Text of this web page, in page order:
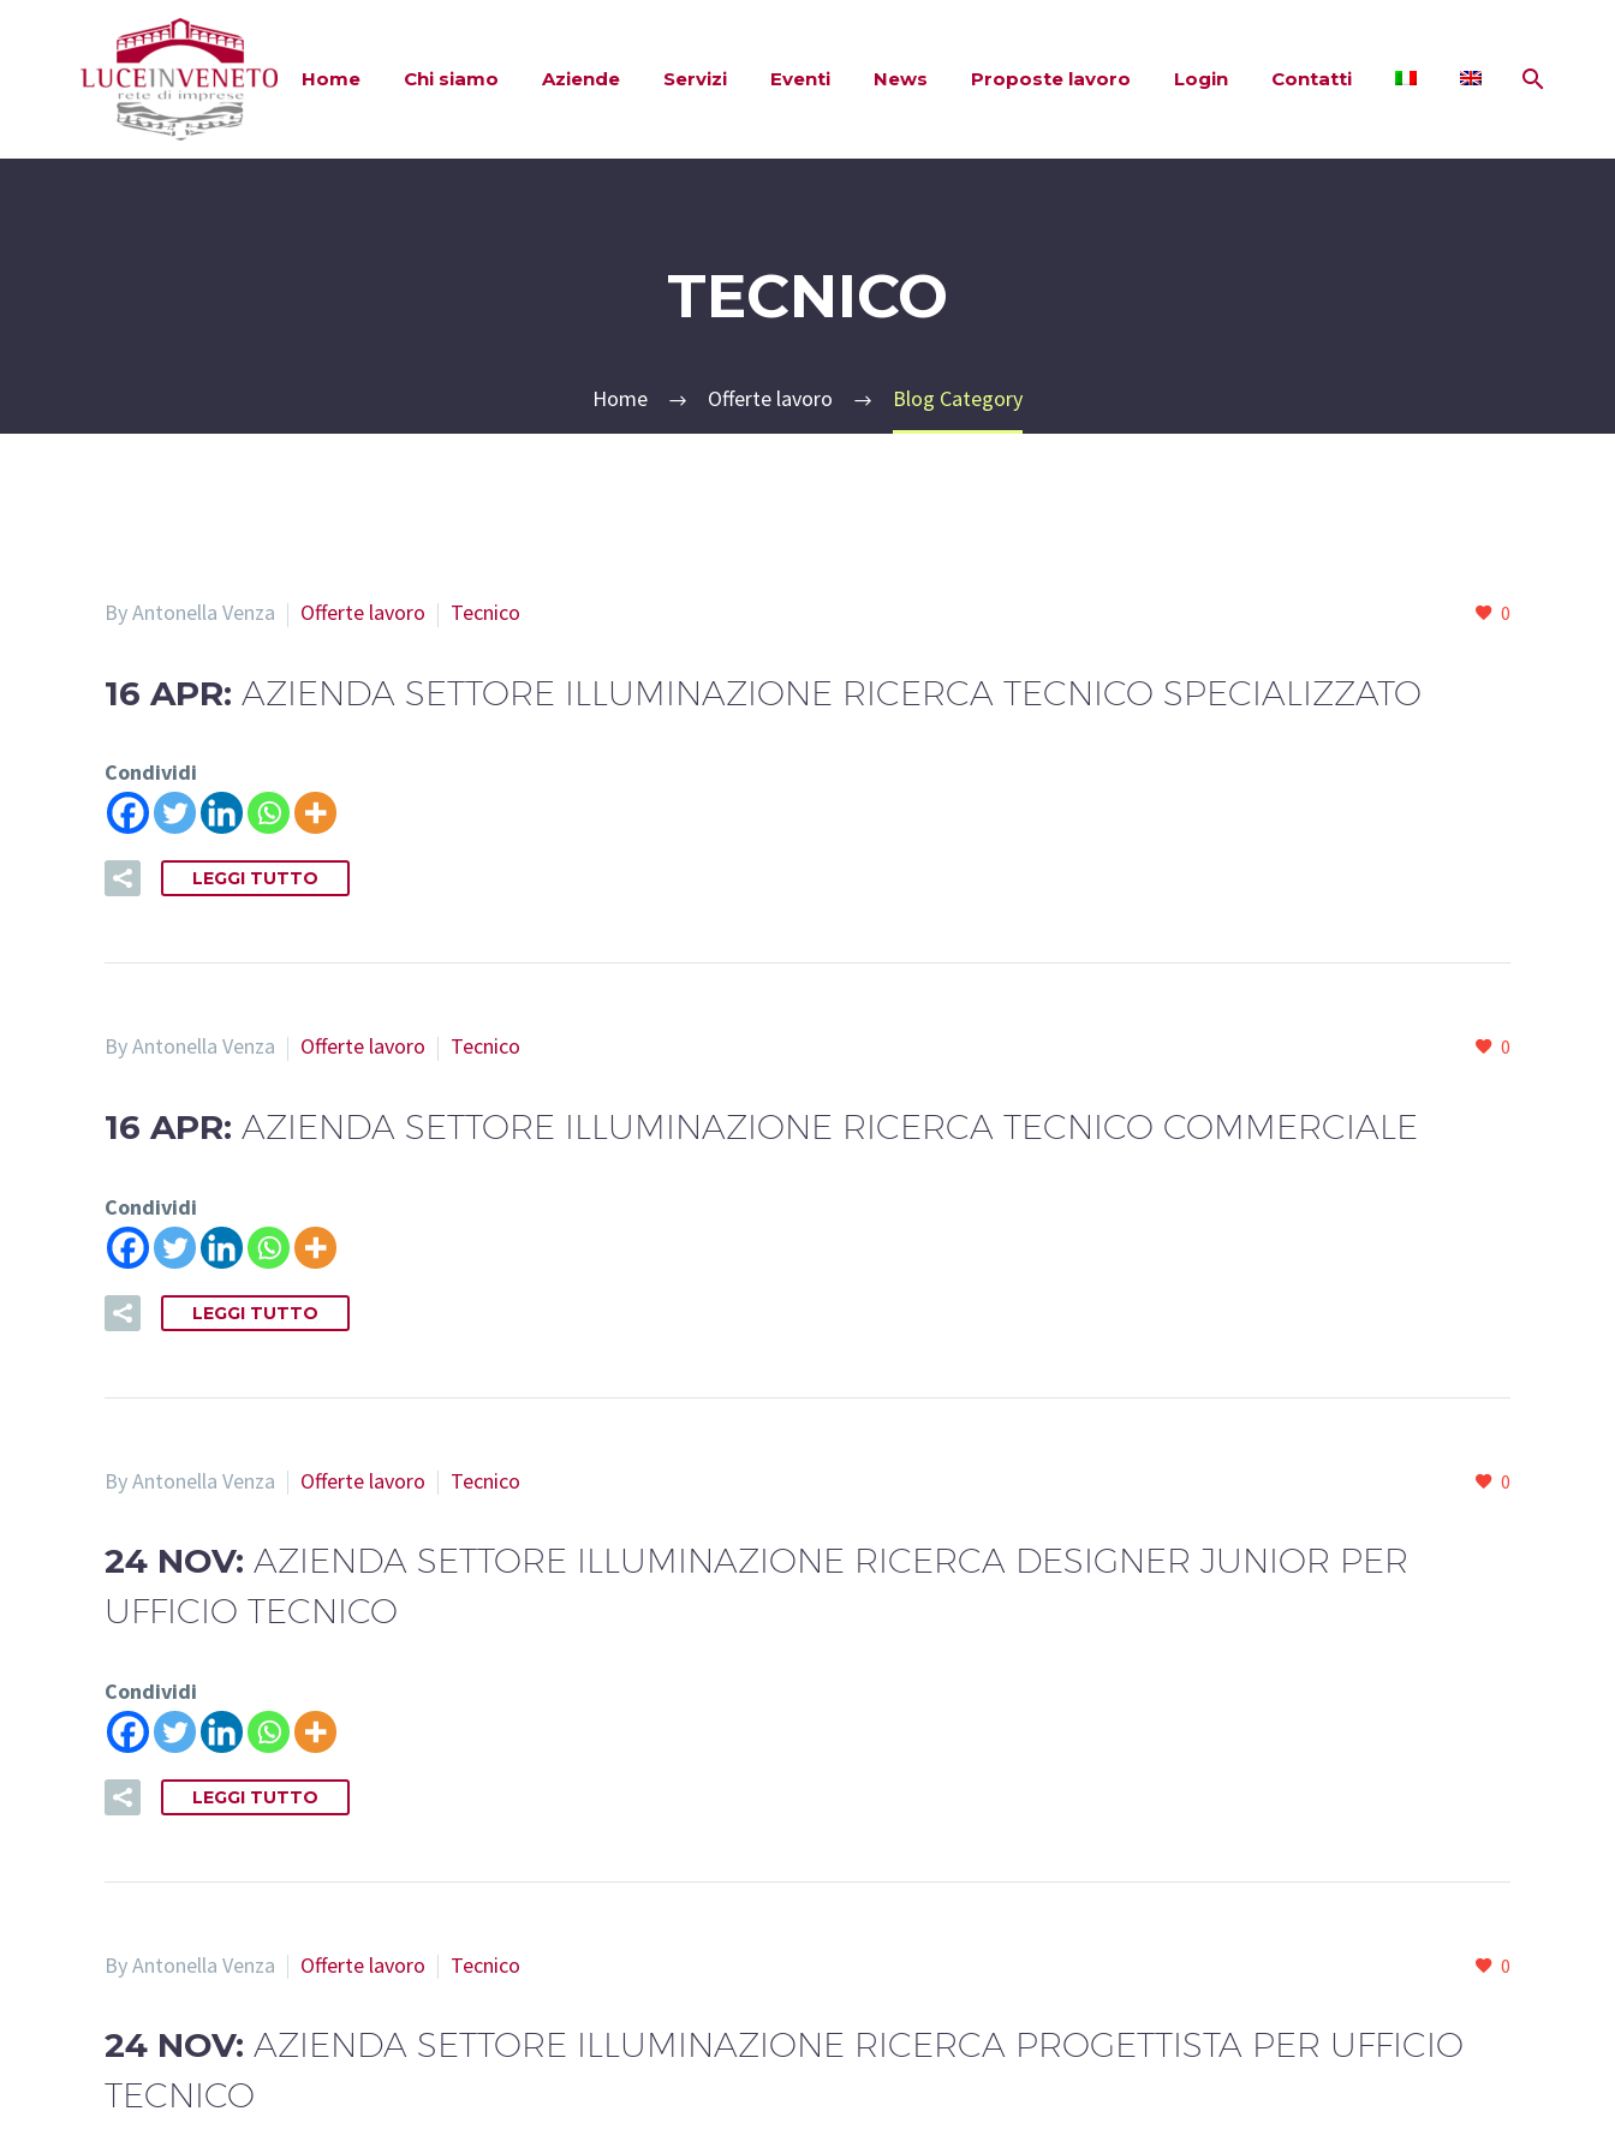
Home Chi siamo Aziende Servizi Eventi News Proposte lavoro Login Contatti
TECNICO
Home Offerte lavoro Blog Category
0
By Antonella Venza Offerte lavoro Tecnico
16 APR: AZIENDA SETTORE ILLUMINAZIONE RICERCA TECNICO SPECIALIZZATO
Condividi
LEGGI TUTTO
0
By Antonella Venza Offerte lavoro Tecnico
16 APR: AZIENDA SETTORE ILLUMINAZIONE RICERCA TECNICO COMMERCIALE
Condividi
LEGGI TUTTO
0
By Antonella Venza Offerte lavoro Tecnico
24 NOV: AZIENDA SETTORE ILLUMINAZIONE RICERCA DESIGNER JUNIOR PER
UFFICIO TECNICO
Condividi
LEGGI TUTTO
0
By Antonella Venza Offerte lavoro Tecnico
24 NOV: AZIENDA SETTORE ILLUMINAZIONE RICERCA PROGETTISTA PER UFFICIO
TECNICO